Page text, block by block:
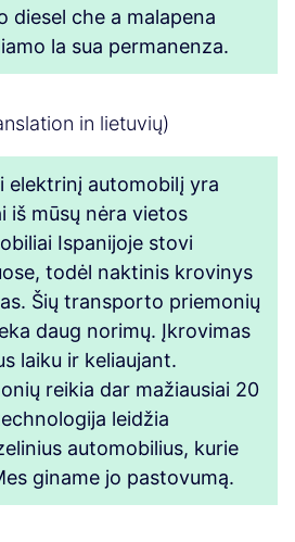
diesel che a malapena
la sua permanenza.
in lietuvių)
elektrinį automobilį yra
iš mūsų nėra vietos
Ispanijoje stovi
todėl naktinis krovinys
Šių transporto priemonių
daug norimų. Įkrovimas
laiku ir keliaujant.
reikia dar mažiausiai 20
leidžia
automobilius, kurie
giname jo pastovumą.